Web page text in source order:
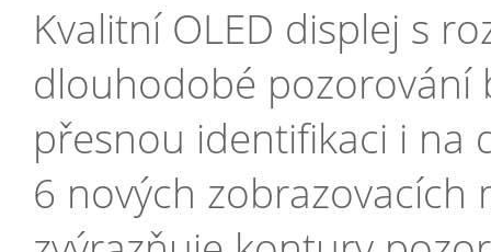
Kvalitní OLED displej s
dlouhodobé pozorování
přesnou identifikaci i na
6 nových